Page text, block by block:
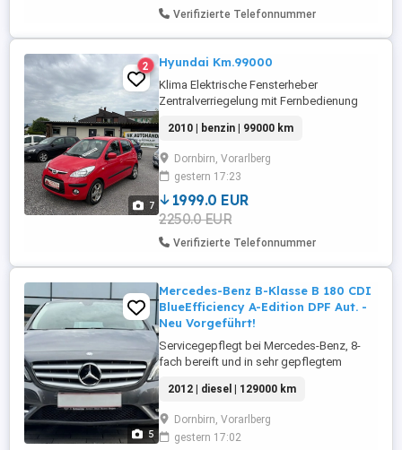
Verifizierte Telefonnummer
7
2 Hyundai Km.99000
Klima Elektrische Fensterheber
Zentralverriegelung mit Fernbedienung
bereift TÜV.3.2017
2010 | benzin | 99000 km
Dornbirn, Vorarlberg
gestern 17:23
1999.0 EUR
2250.0 EUR
Verifizierte Telefonnummer
5
Mercedes-Benz B-Klasse B 180 CDI
BlueEfficiency A-Edition DPF Aut. -
Neu Vorgeführt!
Servicegepflegt bei Mercedes-Benz, 8-
fach bereift und in sehr gepflegtem
Pickerl gültig bis 05 2027. Ausgestattet mit
Automatikgetriebe. Das ideale
Raumwunder für Alltag und Familie
überzeugt durch hohen Fahrkomfort, viel
2012 | diesel | 129000 km
Dornbirn, Vorarlberg
gestern 17:02